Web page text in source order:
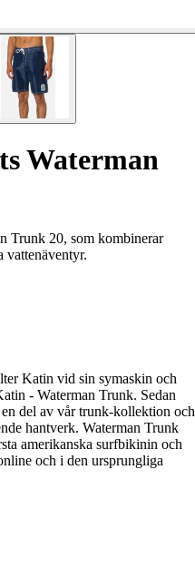
Waterman
Trunk 20, som kombinerar
Katin vid sin symaskin och
- Waterman Trunk. Sedan
del av vår trunk-kollektion och
hantverk. Waterman Trunk
amerikanska surfbikinin och
och i den ursprungliga